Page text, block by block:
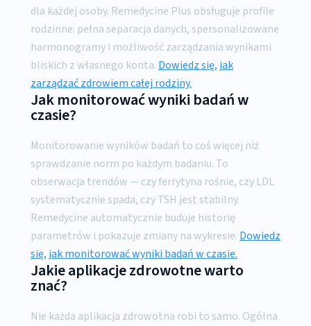
dla każdej osoby. Remedycine Plus obsługuje profile
rodzinne: pełna separacja danych, spersonalizowane
harmonogramy i możliwość zarządzania wynikami
bliskich z własnego konta.Dowiedz się, jak
zarządzać zdrowiem całej rodziny.
Jak monitorować wyniki badań w
czasie?
Monitorowanie wyników badań to coś więcej niż
sprawdzanie norm po każdym badaniu. To
obserwacja trendów — czy ferrytyna rośnie, czy LDL
systematycznie spada, czy TSH jest stabilny.
Remedycine automatycznie buduje historię
parametrów i pokazuje zmiany na wykresie.Dowiedz
się, jak monitorować wyniki badań w czasie.
Jakie aplikacje zdrowotne warto
znać?
Nie każda aplikacja zdrowotna robi to samo. Ogólna